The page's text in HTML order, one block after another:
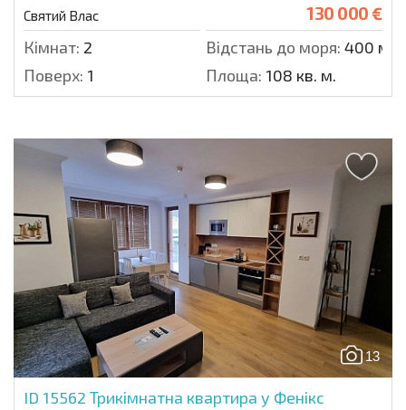
Святий Влас 130 000 €
Кімнат: 2 Відстань до моря: 400 м.
Поверх: 1 Площа: 108 кв. м.
13
ID 15562 Трикімнатна квартира у Фенікс